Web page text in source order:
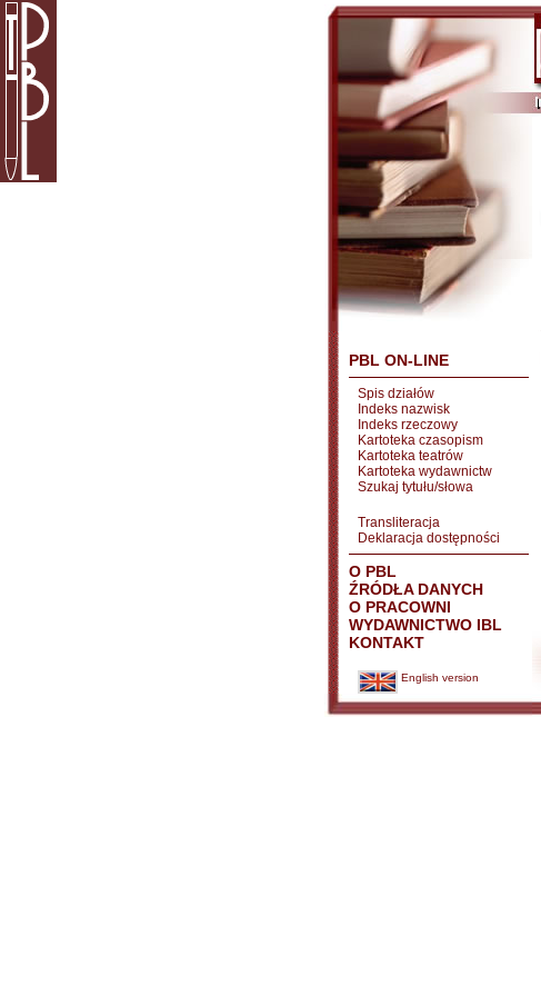
PBL ON-LINE
Spis działów
Indeks nazwisk
Indeks rzeczowy
Kartoteka czasopism
Kartoteka teatrów
Kartoteka wydawnictw
Szukaj tytułu/słowa
Transliteracja
Deklaracja dostępności
O PBL
ŹRÓDŁA DANYCH
O PRACOWNI
WYDAWNICTWO IBL
KONTAKT
English version